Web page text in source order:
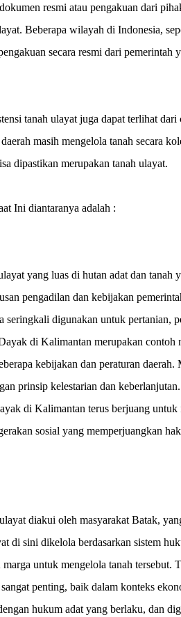
resmi atau pengakuan dari
Beberapa wilayah di Indonesia,
secara resmi dari pemerintah
tanah ulayat juga dapat terlihat dari
masih mengelola tanah secara
dipastikan merupakan tanah ulayat.
Ini diantaranya adalah :
yang luas di hutan adat dan tanah
pengadilan dan kebijakan
seringkali digunakan untuk pertanian,
di Kalimantan merupakan contoh
kebijakan dan peraturan
prinsip kelestarian dan
di Kalimantan terus berjuang
sosial yang memperjuangkan
diakui oleh masyarakat Batak,
di sini dikelola berdasarkan sistem
untuk mengelola tanah tersebut.
penting, baik dalam konteks
hukum adat yang berlaku, dan